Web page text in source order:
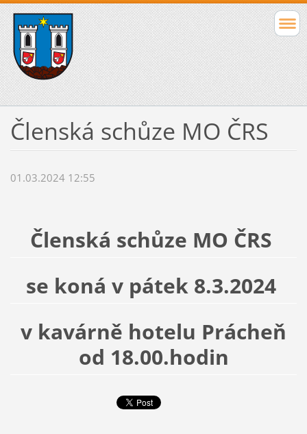
Členská schůze MO ČRS
01.03.2024 12:55
Členská schůze MO ČRS
se koná v pátek 8.3.2024
v kavárně hotelu Prácheň
od 18.00.hodin